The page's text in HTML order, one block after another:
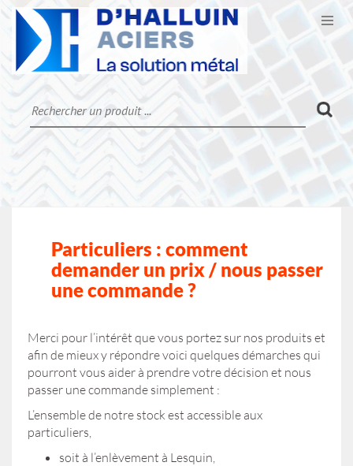
CATALOGUE
LA SOCIÉTÉ
CONTACT
MON COMPTE
Particuliers : comment
demander un prix / nous passer
une commande?
Merci pour l’intérêt que vous portez sur nos produits et
afin de mieux y répondre voici quelques démarches qui
pourront vous aider à prendre votre décision et nous
passer une commande simplement :
L’ensemble de notre stock est accessible aux
particuliers,
soit à l’enlèvement à Lesquin,